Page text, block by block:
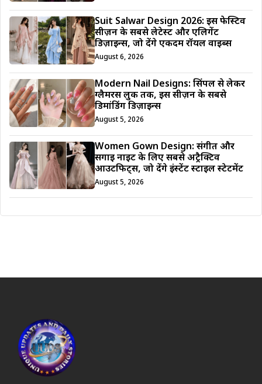
Suit Salwar Design 2026: इस फेस्टिव
सीज़न के सबसे लेटेस्ट और एलिगेंट
डिज़ाइन्स, जो देंगे एकदम रॉयल वाइब्स
August 6, 2026
Modern Nail Designs: सिंपल से लेकर
ग्लैमरस लुक तक, इस सीज़न के सबसे
डिमांडिंग डिज़ाइन्स
August 5, 2026
Women Gown Design: संगीत और
सगाई नाइट के लिए सबसे अट्रैक्टिव
आउटफिट्स, जो देंगे इंस्टेंट स्टाइल स्टेटमेंट
August 5, 2026